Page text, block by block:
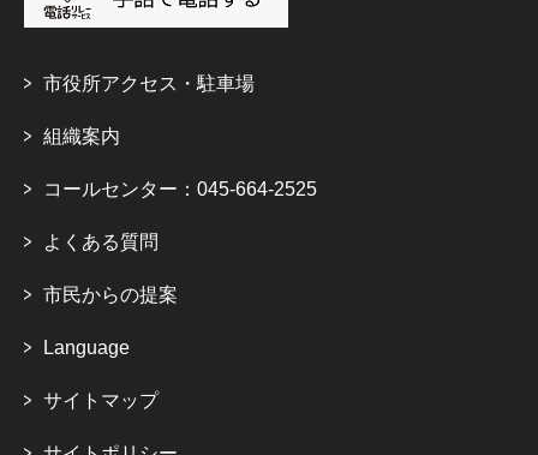
市役所アクセス・駐車場
組織案内
コールセンター：045-664-2525
よくある質問
市民からの提案
Language
サイトマップ